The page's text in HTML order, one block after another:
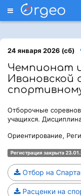
Меню
24 января 2026 (сб)
Чемпионат
Ивановской
Отборочные
учащихся.
Ориентирование,
Регистрация закрыта
Отбор на
Расценки на